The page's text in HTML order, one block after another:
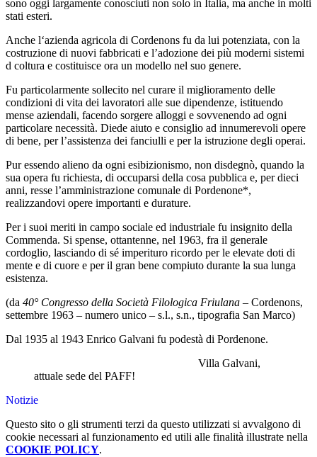
sono oggi largamente conosciuti non solo in Italia, ma anche in molti
stati esteri.
Anche l‘azienda agricola di Cordenons fu da lui potenziata, con la
costruzione di nuovi fabbricati e l’adozione dei più moderni sistemi
d coltura e costituisce ora un modello nel suo genere.
Fu particolarmente sollecito nel curare il miglioramento delle
condizioni di vita dei lavoratori alle sue dipendenze, istituendo
mense aziendali, facendo sorgere alloggi e sovvenendo ad ogni
particolare necessità. Diede aiuto e consiglio ad innumerevoli opere
di bene, per l’assistenza dei fanciulli e per la istruzione degli operai.
Pur essendo alieno da ogni esibizionismo, non disdegnò, quando la
sua opera fu richiesta, di occuparsi della cosa pubblica e, per dieci
anni, resse l’amministrazione comunale di Pordenone*,
realizzandovi opere importanti e durature.
Per i suoi meriti in campo sociale ed industriale fu insignito della
Commenda. Si spense, ottantenne, nel 1963, fra il generale
cordoglio, lasciando di sé imperituro ricordo per le elevate doti di
mente e di cuore e per il gran bene compiuto durante la sua lunga
esistenza.
(da 40° Congresso della Società Filologica Friulana – Cordenons,
settembre 1963 – numero unico – s.l., s.n., tipografia San Marco)
Dal 1935 al 1943 Enrico Galvani fu podestà di Pordenone.
Villa Galvani,
attuale sede del PAFF!
Notizie
Questo sito o gli strumenti terzi da questo utilizzati si avvalgono di
cookie necessari al funzionamento ed utili alle finalità illustrate nella
COOKIE POLICY.